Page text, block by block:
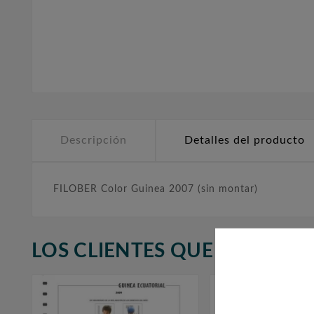
Descripción Detalles del producto
FILOBER Color Guinea 2007 (sin montar)
LOS CLIENTES QUE